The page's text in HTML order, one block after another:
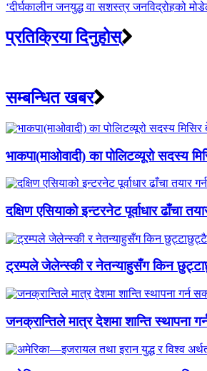
‘दीर्घकालीन जनयुद्ध वा सशस्त्र जनविद्रोहको
प्रतिक्रिया दिनुहोस्
सम्बन्धित खबर
भाकपा(माओवादी) का पोलिटव्यूरो सदस्य
दक्षिण एसियाको इन्टरनेट पूर्वाधार ढाँचा
ट्रम्पले जेलेन्स्की र नेतन्याहुसँग किन
जनक्रान्तिले मात्र देशमा शान्ति स्थापना